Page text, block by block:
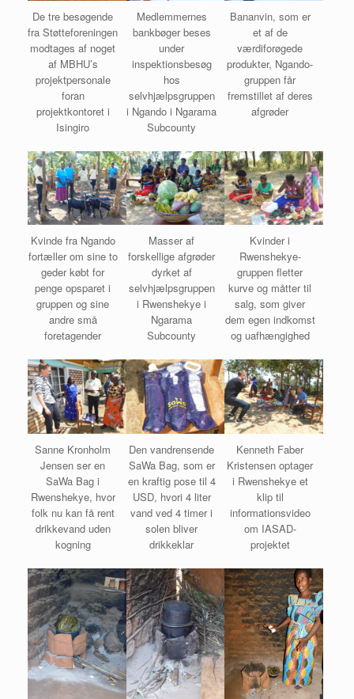
De tre besøgende
fra Støtteforeningen
modtages af noget
af MBHU’s
projektpersonale
foran
projektkontoret i
Isingiro
Medlemmernes
bankbøger beses
under
inspektionsbesøg
hos
selvhjælpsgruppen
i Ngando i Ngarama
Subcounty
Bananvin, som er
et af de
værdiforøgede
produkter, Ngando-
gruppen får
fremstillet af deres
afgrøder
Kvinde fra Ngando
fortæller om sine to
geder købt for
penge opsparet i
gruppen og sine
andre små
foretagender
Masser af
forskellige afgrøder
dyrket af
selvhjælpsgruppen
i Rwenshekye i
Ngarama
Subcounty
Kvinder i
Rwenshekye-
gruppen fletter
kurve og måtter til
salg, som giver
dem egen indkomst
og uafhængighed
Sanne Kronholm
Jensen ser en
SaWa Bag i
Rwenshekye, hvor
folk nu kan få rent
drikkevand uden
kogning
Den vandrensende
SaWa Bag, som er
en kraftig pose til 4
USD, hvori 4 liter
vand ved 4 timer i
solen bliver
drikkeklar
Kenneth Faber
Kristensen optager
i Rwenshekye et
klip til
informationsvideo
om IASAD-
projektet